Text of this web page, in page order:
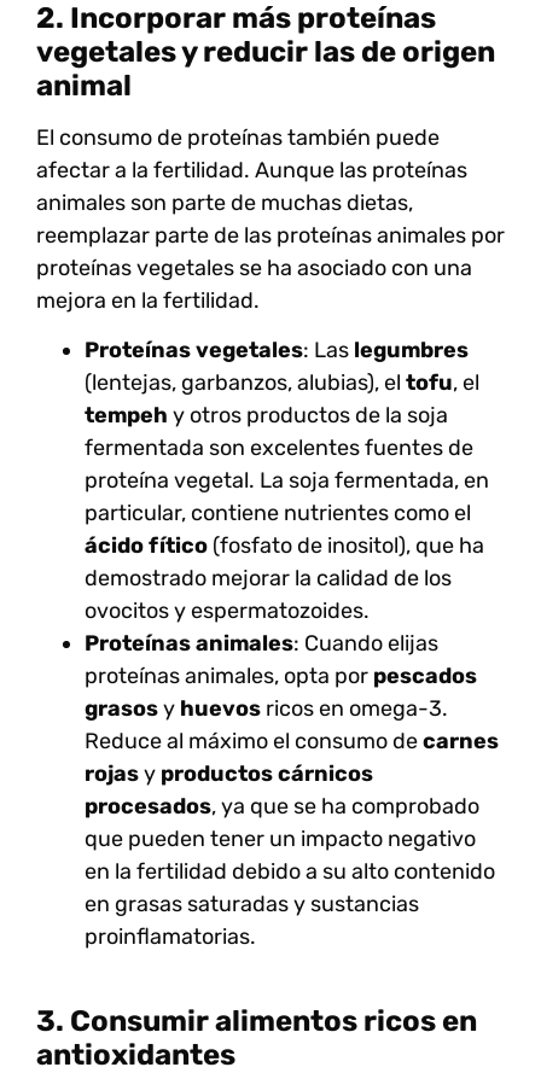
2. Incorporar más proteínas
vegetales y reducir las de origen
animal
El consumo de proteínas también puede
afectar a la fertilidad. Aunque las proteínas
animales son parte de muchas dietas,
reemplazar parte de las proteínas animales por
proteínas vegetales se ha asociado con una
mejora en la fertilidad.
Proteínas vegetales: Las legumbres
(lentejas, garbanzos, alubias), el tofu, el
tempeh y otros productos de la soja
fermentada son excelentes fuentes de
proteína vegetal. La soja fermentada, en
particular, contiene nutrientes como el
ácido fítico (fosfato de inositol), que ha
demostrado mejorar la calidad de los
ovocitos y espermatozoides.
Proteínas animales: Cuando elijas
proteínas animales, opta por pescados
grasosy huevos ricos en omega-3.
Reduce al máximo el consumo decarnes
rojasy productos cárnicos
procesados, ya que se ha comprobado
que pueden tener un impacto negativo
en la fertilidad debido a su alto contenido
en grasas saturadas y sustancias
proinflamatorias.
3. Consumir alimentos ricos en
antioxidantes